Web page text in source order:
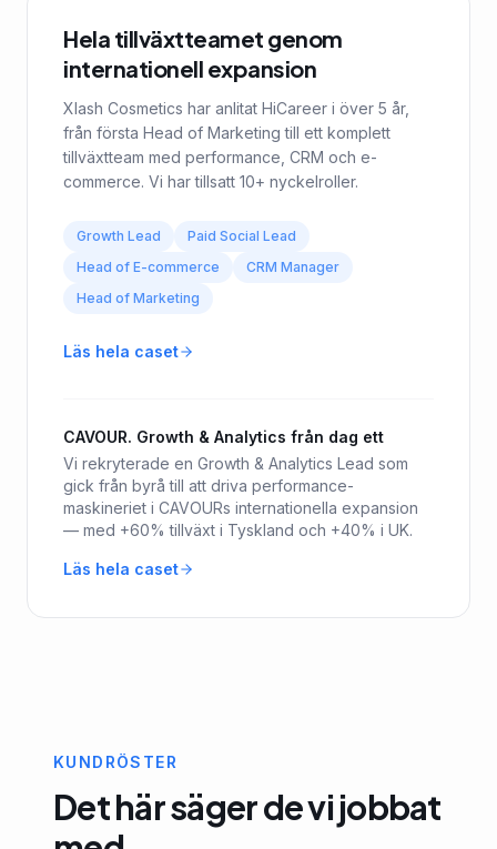
Hela tillväxtteamet genom
internationell expansion
Xlash Cosmetics har anlitat HiCareer i över 5 år,
från första Head of Marketing till ett komplett
tillväxtteam med performance, CRM och e-
commerce. Vi har tillsatt 10+ nyckelroller.
Growth Lead
Paid Social Lead
Head of E-commerce
CRM Manager
Head of Marketing
Läs hela caset
CAVOUR. Growth & Analytics från dag ett
Vi rekryterade en Growth & Analytics Lead som
gick från byrå till att driva performance-
maskineriet i CAVOURs internationella expansion
— med +60% tillväxt i Tyskland och +40% i UK.
Läs hela caset
KUNDRÖSTER
Det här säger de vi jobbat